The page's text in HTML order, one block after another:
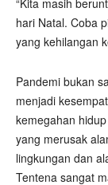
hari Natal. Coba
yang kehilangan
Pandemi bukan
menjadi
kemegahan
yang merusak
lingkungan dan
Tentena sangat